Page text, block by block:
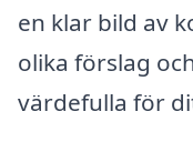
en klar bild av
olika förslag
värdefulla för